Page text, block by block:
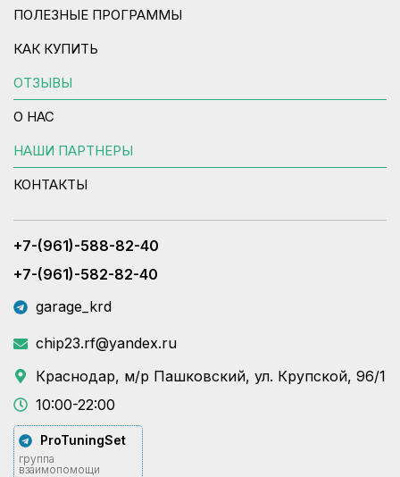
ПОЛЕЗНЫЕ ПРОГРАММЫ
КАК КУПИТЬ
ОТЗЫВЫ
О НАС
НАШИ ПАРТНЕРЫ
КОНТАКТЫ
+7-(961)-588-82-40
+7-(961)-582-82-40
garage_krd
chip23.rf@yandex.ru
Краснодар, м/р Пашковский, ул. Крупской, 96/1
10:00-22:00
ProTuningSet
группа
взаимопомощи